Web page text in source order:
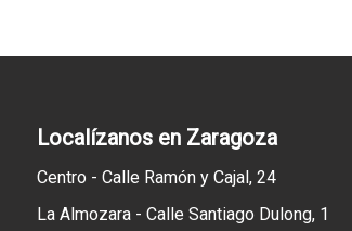
Localízanos en Zaragoza
Centro - Calle Ramón y Cajal, 24
La Almozara - Calle Santiago Dulong, 1